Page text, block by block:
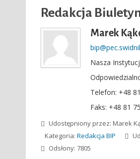
Redakcja
Marek
Nasza
Telefon: +48
Faks: +48 81
Udostępniony przez: Marek
Kategoria: Redakcja BIP
Odsłony: 7805